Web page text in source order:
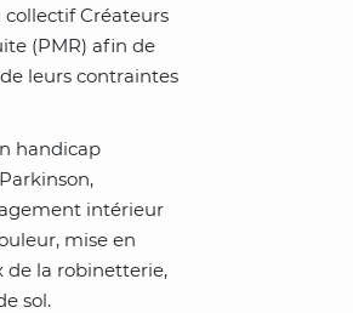
collectif Créateurs
(PMR) afin de
leurs contraintes
handicap
intérieur
mise en
de la robinetterie,
sol.